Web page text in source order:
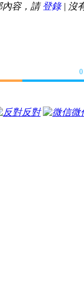
內容，請登錄| 沒
0
反對
微